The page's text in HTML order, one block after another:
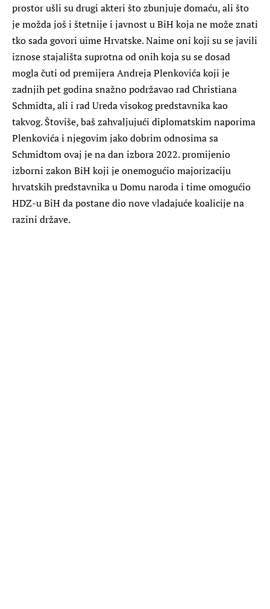
prostor ušli su drugi akteri što zbunjuje domaću, ali što
je možda još i štetnije i javnost u BiH koja ne može znati
tko sada govori uime Hrvatske. Naime oni koji su se javili
iznose stajališta suprotna od onih koja su se dosad
mogla čuti od premijera Andreja Plenkovića koji je
zadnjih pet godina snažno podržavao rad Christiana
Schmidta, ali i rad Ureda visokog predstavnika kao
takvog. Štoviše, baš zahvaljujući diplomatskim naporima
Plenkovića i njegovim jako dobrim odnosima sa
Schmidtom ovaj je na dan izbora 2022. promijenio
izborni zakon BiH koji je onemogućio majorizaciju
hrvatskih predstavnika u Domu naroda i time omogućio
HDZ-u BiH da postane dio nove vladajuće koalicije na
razini države.